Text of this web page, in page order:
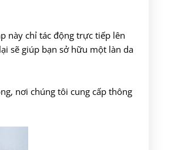
này chỉ tác động trực tiếp lên
sẽ giúp bạn sở hữu một làn da
nơi chúng tôi cung cấp thông